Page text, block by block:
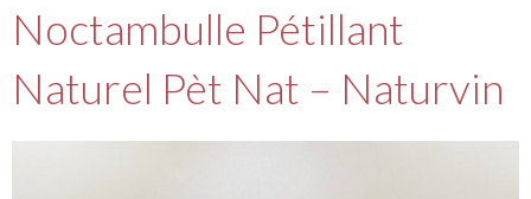
Noctambulle Pétillant
Naturel Pèt Nat – Naturvin